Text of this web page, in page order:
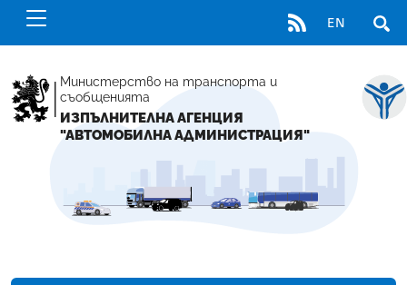
RSS EN
Министерство на транспорта и
съобщенията
ИЗПЪЛНИТЕЛНА АГЕНЦИЯ
"АВТОМОБИЛНА АДМИНИСТРАЦИЯ"